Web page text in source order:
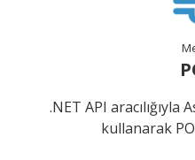
.NET API
kullanarak